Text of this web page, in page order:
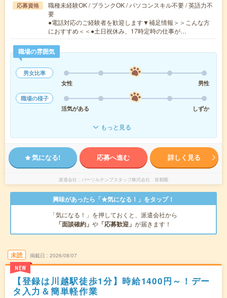
応募資格
職種未経験OK / ブランクOK / パソコンスキル不要 / 英語力不
要
●電話対応のご経験者を歓迎します▼補足情報＞＞こんな方
におすすめ＜＜●土日祝休み、17時定時の仕事が…
職場の雰囲気
男女比率
女性
男性
職場の様子
活気がある
しずか
もっと見る
気になる! 応募へ進む 詳しく見る
派遣会社 パーソルテンプスタッフ株式会社 首都圏
興味があったら「★気になる！」をタップ！
「気になる！」を押しておくと、派遣会社から
「面談確約」 や 「応募歓迎」 が届きます！
未読
NEW
掲載日 2026/08/07
【登録は川越駅徒歩1分】時給1400円～！デー
タ入力＆簡単軽作業